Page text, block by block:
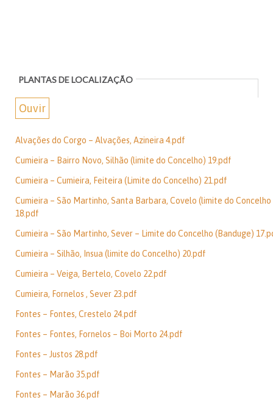
PLANTAS DE LOCALIZAÇÃO
Ouvir
Alvações do Corgo – Alvações, Azineira 4.pdf
Cumieira – Bairro Novo, Silhão (limite do Concelho) 19.pdf
Cumieira – Cumieira, Feiteira (Limite do Concelho) 21.pdf
Cumieira – São Martinho, Santa Barbara, Covelo (limite do Concelho
18.pdf
Cumieira – São Martinho, Sever – Limite do Concelho (Banduge)
Cumieira – Silhão, Insua (limite do Concelho) 20.pdf
Cumieira – Veiga, Bertelo, Covelo 22.pdf
Cumieira, Fornelos , Sever 23.pdf
Fontes – Fontes, Crestelo 24.pdf
Fontes – Fontes, Fornelos – Boi Morto 24.pdf
Fontes – Justos 28.pdf
Fontes – Marão 35.pdf
Fontes – Marão 36.pdf